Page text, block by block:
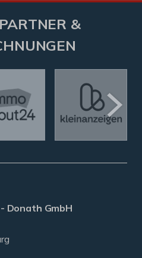
&
Donath GmbH